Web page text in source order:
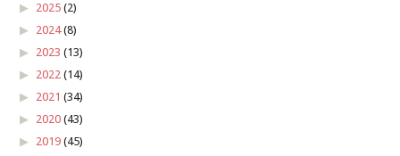
2025 (2)
2024(8)
2023 (13)
2022 (14)
2021 (34)
2020 (43)
2019 (45)